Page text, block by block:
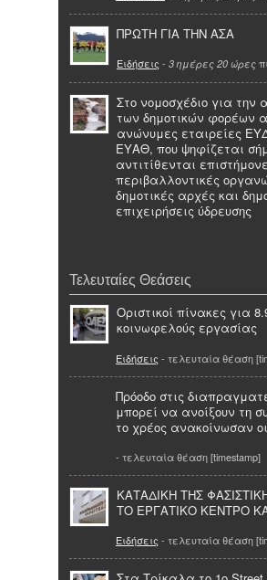
ΠΡΩΤΗ ΓΙΑ ΤΗΝ ΑΣΑ
Ειδήσεις - 3 ημέρες 20 ώρες
Στο νομοσχέδιο για την
των δημοτικών φορέων
ανώνυμες εταιρείες
ΕΥΑΘ, που ψηφίζεται
αντιτίθενται
περιβαλλοντικές
δημοτικές αρχές και
επιχειρήσεις ύδρευσης
Τελευταίες Θεάσεις
Οριστικοί πίνακες για
κοινωφελούς εργασίας
Ειδήσεις - τελευταία θέαση
Πρόοδο στις
μπορεί να ανοίξουν τη
το χρέος ανακοίνωσαν
- τελευταία θέαση [timestamp]
ΚΑΤΑΔΙΚΗ ΤΗΣ
ΤΟ ΕΡΓΑΤΙΚΟ ΚΕΝΤΡΟ
Ειδήσεις - τελευταία θέαση